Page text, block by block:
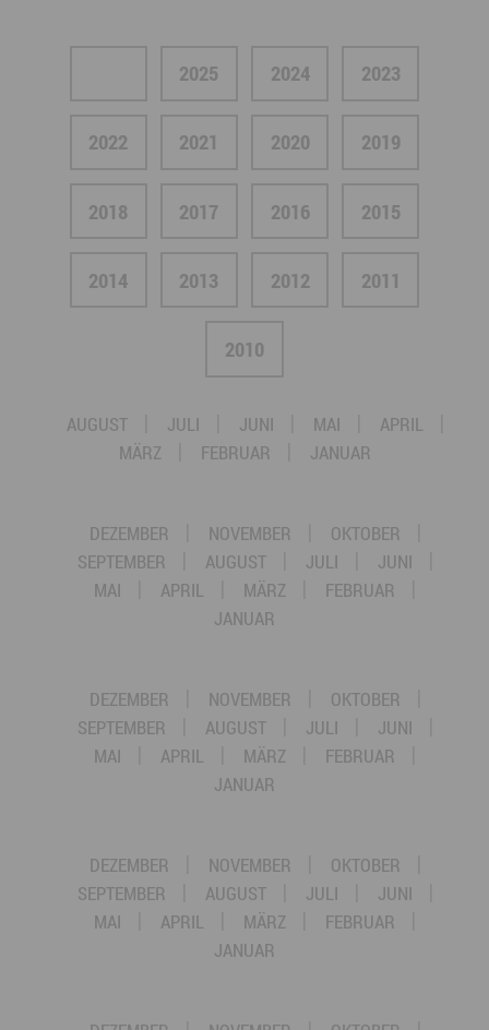
2025 2024 2023
2022 2021 2020 2019
2018 2017 2016 2015
2014 2013 2012 2011
2010
AUGUST JULI JUNI MAI
APRIL
MÄRZ
FEBRUAR JANUAR
DEZEMBER NOVEMBER
OKTOBER
SEPTEMBER
AUGUST JULI
JUNI
MAI
APRIL MÄRZ
FEBRUAR
JANUAR
DEZEMBER NOVEMBER
OKTOBER
SEPTEMBER
AUGUST JULI
JUNI
MAI
APRIL MÄRZ
FEBRUAR
JANUAR
DEZEMBER NOVEMBER
OKTOBER
SEPTEMBER
AUGUST JULI
JUNI
MAI
APRIL MÄRZ
FEBRUAR
JANUAR